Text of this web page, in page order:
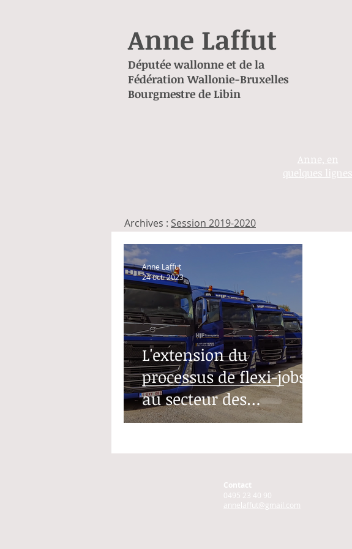
Anne Laffut
Députée wallonne et de la
Fédération Wallonie-Bruxelles
Bourgmestre de Libin
Anne, en
quelques lignes
Archives : Session 2019-2020
L'extension du
processus de flexi-jobs
au secteur des
transports
Anne Laffut
24 oct. 2023
Contact
0495 23 40 90
annelaffut@gmail.com